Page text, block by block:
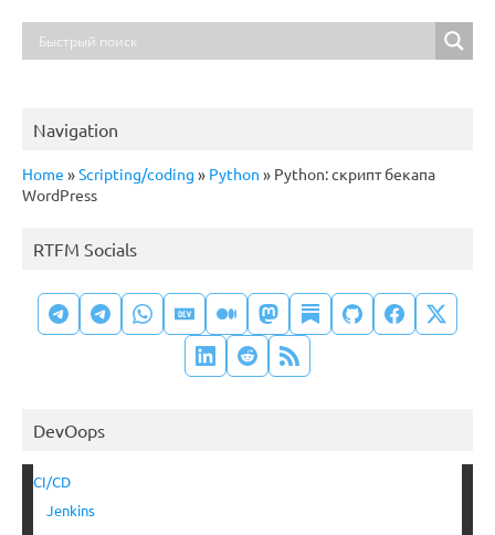
Navigation
Home »Scripting/coding » Python » Python: скрипт бекапа
WordPress
RTFM Socials
DevOops
CI/CD
Jenkins